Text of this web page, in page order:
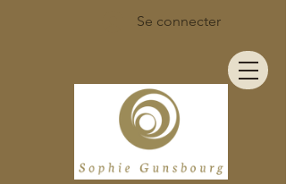
Se connecter